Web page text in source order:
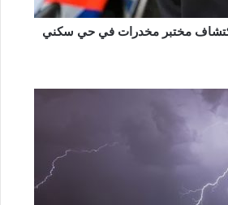
اكتشاف مختبر مخدرات في حي سكني